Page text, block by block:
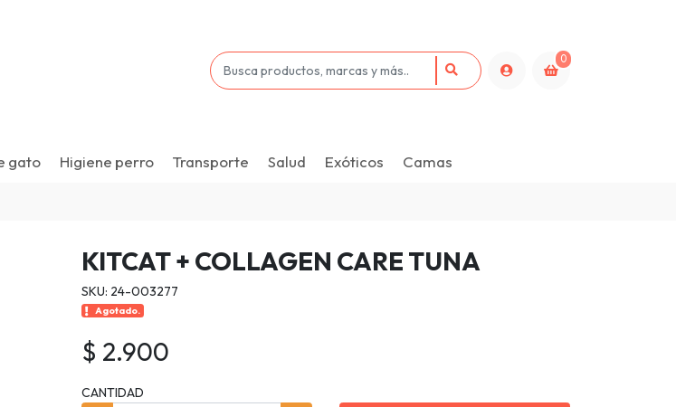
0
gato Higiene perro Transporte Salud Exóticos Camas
KITCAT + COLLAGEN CARE TUNA
SKU: 24-003277
Agotado.
$ 2.900
CANTIDAD